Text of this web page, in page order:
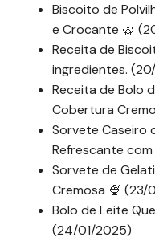
Biscoito de
e Crocante 🥨
Receita de
ingredientes.
Receita de Bolo
Cobertura
Sorvete Caseiro
Refrescante
Sorvete de
Cremosa 🍨 (23/
Bolo de Leite
(24/01/2025)